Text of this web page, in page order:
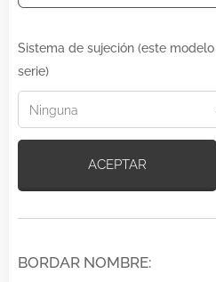
Sistema de sujeción (este
serie)
ACEPTAR
BORDAR NOMBRE: